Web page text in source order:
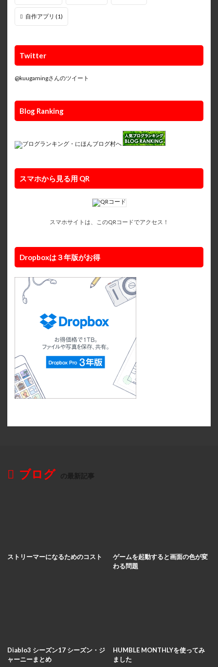
自作アプリ (1)
Twitter
@kuugamingさんのツイート
Blog Ranking
スマホから見る用 QR
スマホサイトは、このQRコードでアクセス！
Dropboxは３年版がお得
ブログ の最新記事
ストリーマーになるためのコスト
ゲームを起動すると画面の色が変
わる問題
Diablo3 シーズン17 シーズン・ジ
ャーニーまとめ
HUMBLE MONTHLYを使ってみ
ました